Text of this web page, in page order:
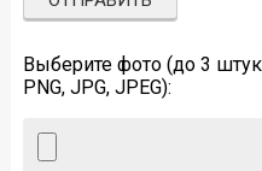
Выберите фото (до 3
PNG, JPG, JPEG):